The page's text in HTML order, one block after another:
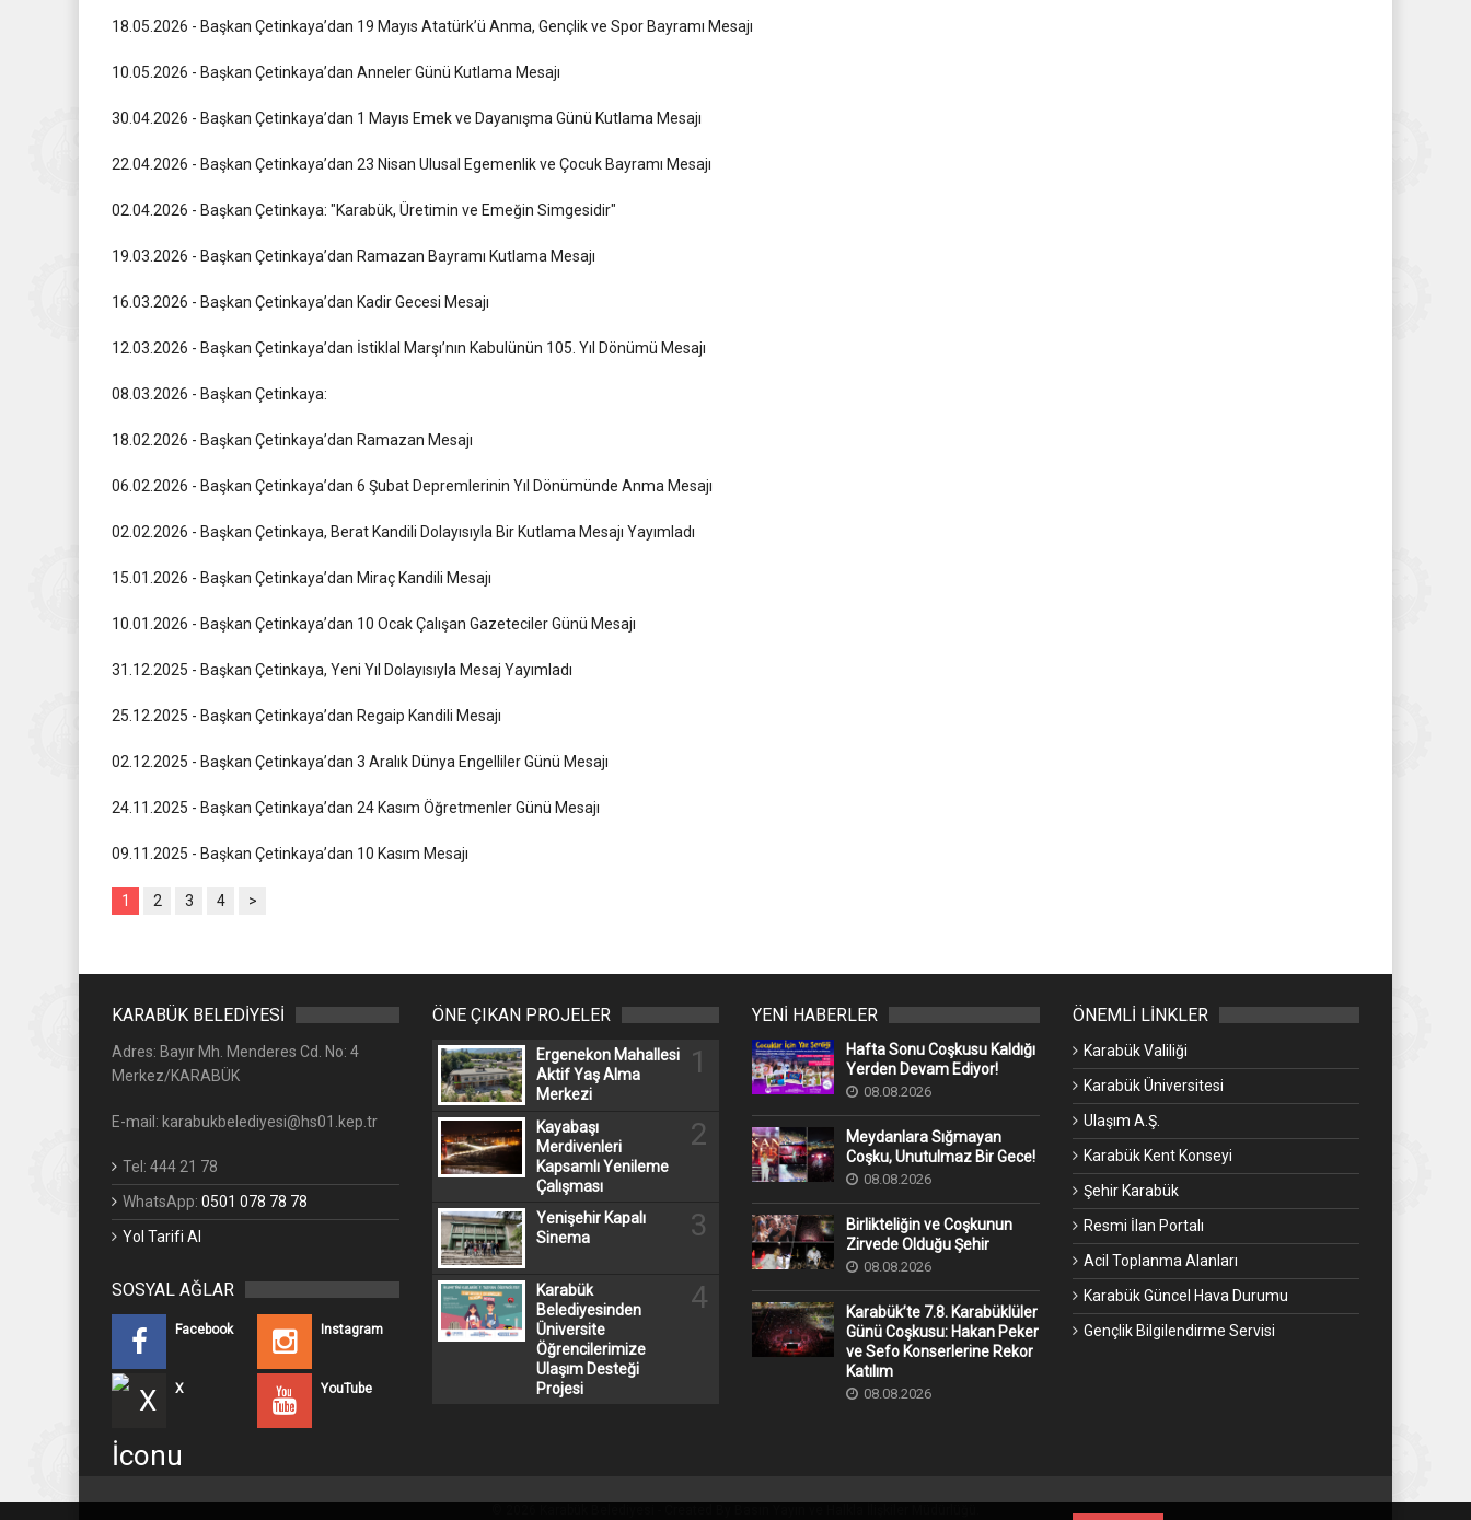
18.05.2026 - Başkan Çetinkaya’dan 19 Mayıs Atatürk’ü Anma, Gençlik ve Spor Bayramı Mesajı
10.05.2026 - Başkan Çetinkaya’dan Anneler Günü Kutlama Mesajı
30.04.2026 - Başkan Çetinkaya’dan 1 Mayıs Emek ve Dayanışma Günü Kutlama Mesajı
22.04.2026 - Başkan Çetinkaya’dan 23 Nisan Ulusal Egemenlik ve Çocuk Bayramı Mesajı
02.04.2026 - Başkan Çetinkaya: "Karabük, Üretimin ve Emeğin Simgesidir"
19.03.2026 - Başkan Çetinkaya’dan Ramazan Bayramı Kutlama Mesajı
16.03.2026 - Başkan Çetinkaya’dan Kadir Gecesi Mesajı
12.03.2026 - Başkan Çetinkaya’dan İstiklal Marşı’nın Kabulünün 105. Yıl Dönümü Mesajı
08.03.2026 - Başkan Çetinkaya:
18.02.2026 - Başkan Çetinkaya’dan Ramazan Mesajı
06.02.2026 - Başkan Çetinkaya’dan 6 Şubat Depremlerinin Yıl Dönümünde Anma Mesajı
02.02.2026 - Başkan Çetinkaya, Berat Kandili Dolayısıyla Bir Kutlama Mesajı Yayımladı
15.01.2026 - Başkan Çetinkaya’dan Miraç Kandili Mesajı
10.01.2026 - Başkan Çetinkaya’dan 10 Ocak Çalışan Gazeteciler Günü Mesajı
31.12.2025 - Başkan Çetinkaya, Yeni Yıl Dolayısıyla Mesaj Yayımladı
25.12.2025 - Başkan Çetinkaya’dan Regaip Kandili Mesajı
02.12.2025 - Başkan Çetinkaya’dan 3 Aralık Dünya Engelliler Günü Mesajı
24.11.2025 - Başkan Çetinkaya’dan 24 Kasım Öğretmenler Günü Mesajı
09.11.2025 - Başkan Çetinkaya’dan 10 Kasım Mesajı
1 2 3 4 >
KARABÜK BELEDİYESİ
Adres: Bayır Mh. Menderes Cd. No: 4
Merkez/KARABÜK
E-mail: karabukbelediyesi@hs01.kep.tr
Tel: 444 21 78
WhatsApp: 0501 078 78 78
Yol Tarifi Al
SOSYAL AĞLAR
Facebook Instagram
X YouTube
ÖNE ÇIKAN PROJELER
Ergenekon Mahallesi
Aktif Yaş Alma
Merkezi
1
Kayabaşı
Merdivenleri
Kapsamlı Yenileme
Çalışması
2
Yenişehir Kapalı
Sinema
3
Karabük
Belediyesinden
Üniversite
Öğrencilerimize
Ulaşım Desteği
Projesi
4
YENİ HABERLER
Hafta Sonu Coşkusu Kaldığı
Yerden Devam Ediyor!
08.08.2026
Meydanlara Sığmayan
Coşku, Unutulmaz Bir Gece!
08.08.2026
Birlikteliğin ve Coşkunun
Zirvede Olduğu Şehir
08.08.2026
Karabük’te 7.8. Karabüklüler
Günü Coşkusu: Hakan Peker
ve Sefo Konserlerine Rekor
Katılım
08.08.2026
ÖNEMLİ LİNKLER
Karabük Valiliği
Karabük Üniversitesi
Ulaşım A.Ş.
Karabük Kent Konseyi
Şehir Karabük
Resmi İlan Portalı
Acil Toplanma Alanları
Karabük Güncel Hava Durumu
Gençlik Bilgilendirme Servisi